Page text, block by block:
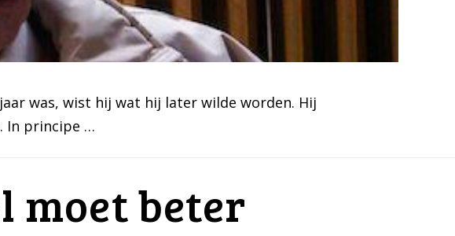
was, wist hij wat hij later wilde worden. Hij
In principe …
moet beter